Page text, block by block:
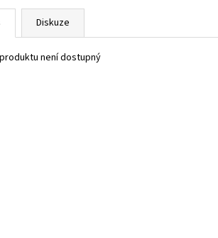
Diskuze
není dostupný